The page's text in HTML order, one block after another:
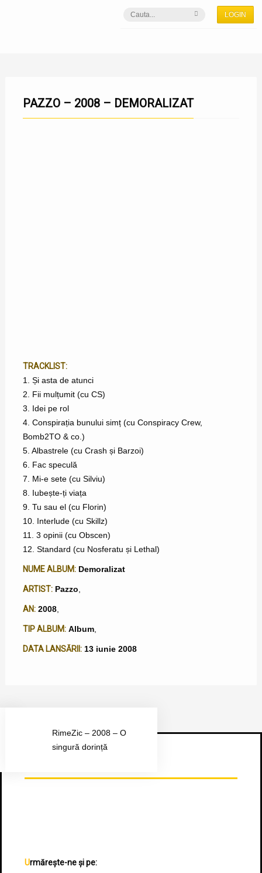
LOGIN
PAZZO – 2008 – DEMORALIZAT
TRACKLIST:
1. Și asta de atunci
2. Fii mulțumit (cu CS)
3. Idei pe rol
4. Conspirația bunului simț (cu Conspiracy Crew,
Bomb2TO & co.)
5. Albastrele (cu Crash și Barzoi)
6. Fac speculă
7. Mi-e sete (cu Silviu)
8. Iubește-ți viața
9. Tu sau el (cu Florin)
10. Interlude (cu Skillz)
11. 3 opinii (cu Obscen)
12. Standard (cu Nosferatu și Lethal)
NUME ALBUM: Demoralizat
ARTIST: Pazzo
AN: 2008,
TIP ALBUM: Album,
DATA LANSĂRII: 13 iunie 2008
RimeZic – 2008 – O
singură dorință
Urmărește-ne și pe: